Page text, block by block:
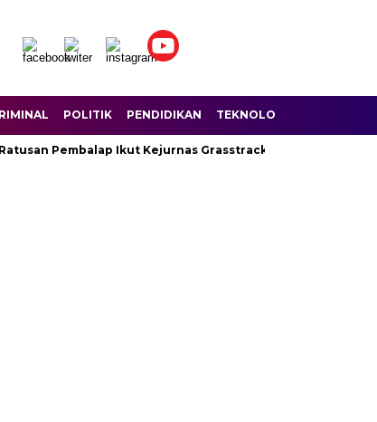
POLITIK PENDIDIKAN TEKNOLOGI
Pembalap Ikut Kejurnas Grasstrack di Sirkuit Lantan